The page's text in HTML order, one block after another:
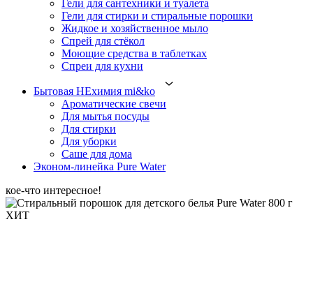
Гели для сантехники и туалета
Гели для стирки и стиральные порошки
Жидкое и хозяйственное мыло
Спрей для стёкол
Моющие средства в таблетках
Спреи для кухни
Бытовая НЕхимия mi&ko
Ароматические свечи
Для мытья посуды
Для стирки
Для уборки
Саше для дома
Эконом-линейка Pure Water
кое-что интересное!
ХИТ